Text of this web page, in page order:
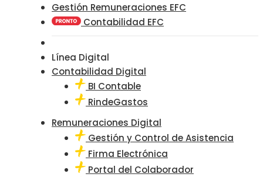
Gestión Remuneraciones EFC
Contabilidad EFC
Línea Digital
Contabilidad Digital
BI Contable
RindeGastos
Remuneraciones Digital
Gestión y Control de Asistencia
Firma Electrónica
Portal del Colaborador